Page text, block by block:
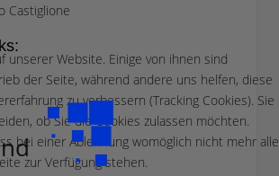
Castiglione
unserer Website. Einige von ihnen sind
der Seite, während andere uns helfen, diese
zu verbessern (Tracking Cookies). Sie
ob Sie die Cookies zulassen möchten.
bei einer Ablehnung womöglich nicht mehr alle
zur Verfügung stehen.